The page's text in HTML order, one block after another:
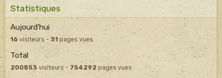
Statistiques
Aujourd'hui
16 visiteurs - 31pages vues
Total
200853 visiteurs -754292 pages vues